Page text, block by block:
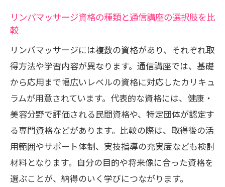
法とは
な選び方
通信講座で学ぶ際のモチベーション維持
のコツ
資格取得までをサポートする通信学習の
特徴
深部リンパマッサージ資格を目指すならどん
な通信講座が最適か
深部リンパマッサージ資格対応の通信講
リンパマッサージ資格の種類と通信講座の選択肢を比
較
リンパマッサージには複数の資格があり、それぞれ取
得方法や学習内容が異なります。通信講座では、基礎
から応用まで幅広いレベルの資格に対応したカリキュ
ラムが用意されています。代表的な資格には、健康・
美容分野で評価される民間資格や、特定団体が認定す
る専門資格などがあります。比較の際は、取得後の活
用範囲やサポート体制、実技指導の充実度なども検討
材料となります。自分の目的や将来像に合った資格を
選ぶことが、納得のいく学びにつながります。